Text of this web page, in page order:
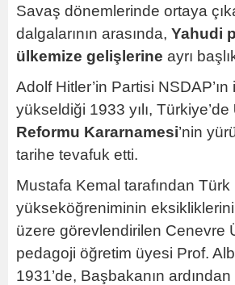
Savaş dönemlerinde ortaya
dalgalarının arasında, Yahudi
ülkemize gelişlerine ayrı
Adolf Hitler’in Partisi NSDAP’ın
yükseldiği 1933 yılı, Türkiye’de
Reformu Kararnamesi’nin
tarihe tevafuk etti.
Mustafa Kemal tarafından Türk
yükseköğreniminin
üzere görevlendirilen Cenevre
pedagoji öğretim üyesi Prof.
1931’de, Başbakanın